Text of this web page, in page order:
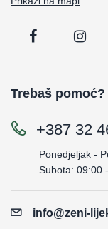
Trebaš pomoć?
+387 32
Ponedjeljak -
Subota: 09:00
info@zeni-